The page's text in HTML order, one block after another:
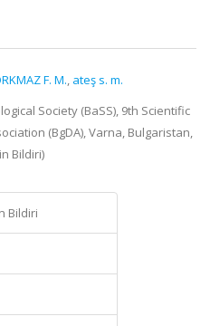
F. M., ateş s. m.
Society (BaSS), 9th Scientific
(BgDA), Varna, Bulgaristan,
Bildiri)
Bildiri